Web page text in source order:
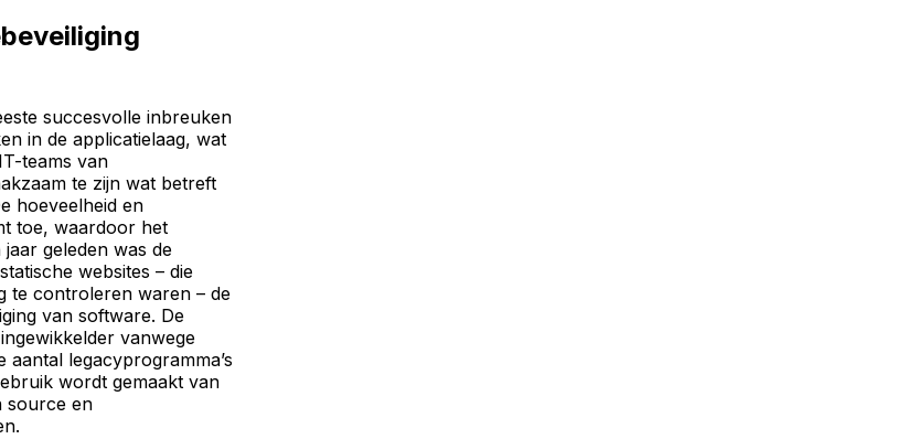
succesvolle inbreuken
in de applicatielaag, wat
teams van
te zijn wat betreft
hoeveelheid en
toe, waardoor het
geleden was de
websites – die
te controleren waren – de
van software. De
vanwege
legacyprogramma’s
wordt gemaakt van
source en